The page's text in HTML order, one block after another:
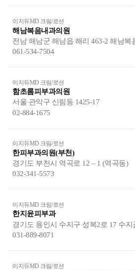
이지듀MD 크림/로션
해남복음내과의원
전남 해남군 해남읍 해리 463-2 해남복
061-534-7504
이지듀MD 크림/로션
함초롬피부과의원
서울 관악구 신림동 1425-17
02-884-1675
이지듀MD 크림/로션
한피부과의원(부천)
경기도 부천시 역곡로 12 – 1 (역곡동)
032-341-5573
이지듀MD 크림/로션
한지윤피부과
경기도 용인시 수지구 성복2로 17 수지
031-889-8071
이지듀MD 크림/로션